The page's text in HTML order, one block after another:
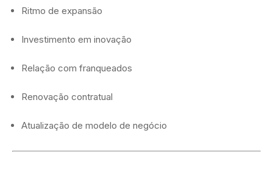
Ritmo de expansão
Investimento em inovação
Relação com franqueados
Renovação contratual
Atualização de modelo de negócio